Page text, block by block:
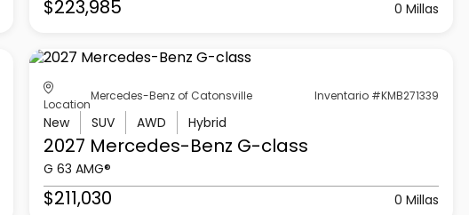
$223,985 0 Millas
Location
Mercedes-Benz of Catonsville Inventario #KMB271339
New SUV AWD Hybrid
2027 Mercedes-Benz G-class
G 63 AMG®
$211,030 0 Millas